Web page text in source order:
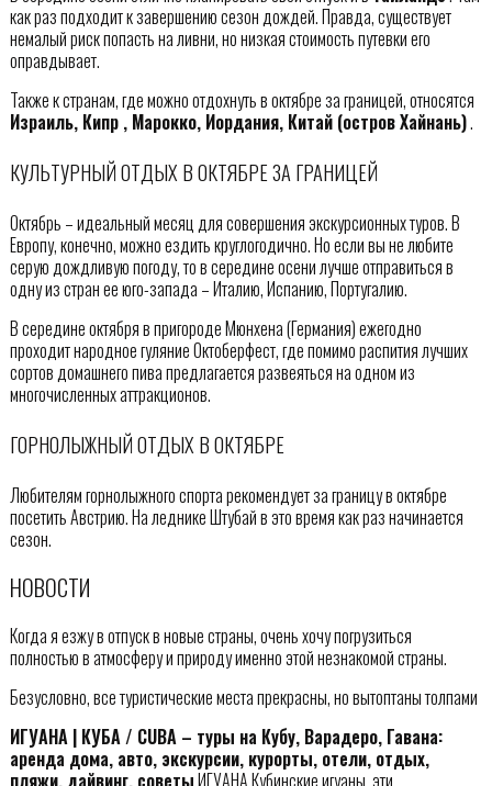
как раз подходит к завершению сезон дождей. Правда, существует
немалый риск попасть на ливни, но низкая стоимость путевки его
оправдывает.
Также к странам, где можно отдохнуть в октябре за границей, относятся
Израиль, Кипр , Марокко, Иордания, Китай (остров Хайнань).
КУЛЬТУРНЫЙ ОТДЫХ В ОКТЯБРЕ ЗА ГРАНИЦЕЙ
Октябрь – идеальный месяц для совершения экскурсионных туров. В
Европу, конечно, можно ездить круглогодично. Но если вы не любите
серую дождливую погоду, то в середине осени лучше отправиться в
одну из стран ее юго-запада – Италию, Испанию, Португалию.
В середине октября в пригороде Мюнхена (Германия) ежегодно
проходит народное гуляние Октоберфест, где помимо распития лучших
сортов домашнего пива предлагается развеяться на одном из
многочисленных аттракционов.
ГОРНОЛЫЖНЫЙ ОТДЫХ В ОКТЯБРЕ
Любителям горнолыжного спорта рекомендует за границу в октябре
посетить Австрию. На леднике Штубай в это время как раз начинается
сезон.
НОВОСТИ
Когда я езжу в отпуск в новые страны, очень хочу погрузиться
полностью в атмосферу и природу именно этой незнакомой страны.
Безусловно, все туристические места прекрасны, но вытоптаны толпами
ИГУАНА | КУБА / CUBA – туры на Кубу, Варадеро, Гавана:
аренда дома, авто, экскурсии, курорты, отели, отдых,